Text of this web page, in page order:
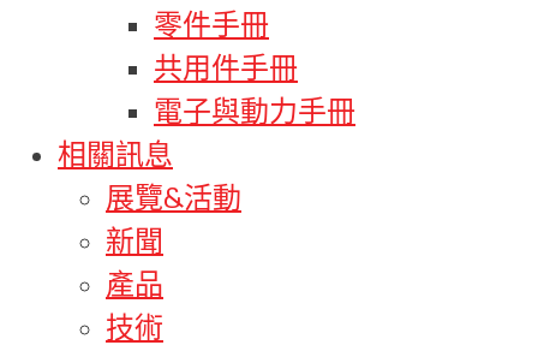
零件手冊
共用件手冊
電子與動力手冊
相關訊息
展覽&活動
新聞
產品
技術